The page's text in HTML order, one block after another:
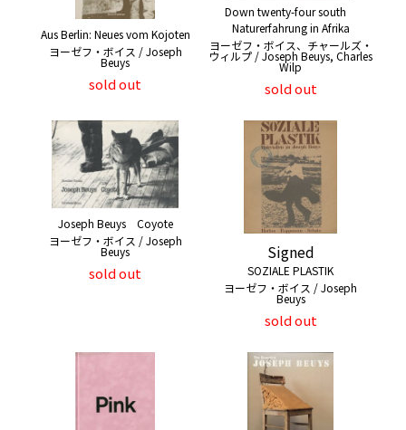
Aus Berlin: Neues vom Kojoten
ヨーゼフ・ボイス / Joseph
Beuys
sold out
Down twenty-four south
Naturerfahrung in Afrika
ヨーゼフ・ボイス、チャールズ・
ウィルプ / Joseph Beuys, Charles
Wilp
sold out
Joseph Beuys Coyote
ヨーゼフ・ボイス / Joseph
Beuys
sold out
Signed
SOZIALE PLASTIK
ヨーゼフ・ボイス / Joseph
Beuys
sold out